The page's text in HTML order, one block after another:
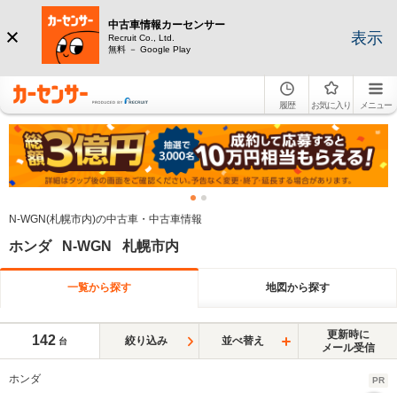
中古車情報カーセンサー
Recruit Co., Ltd.
無料 － Google Play
表示
履歴 お気に入り メニュー
N-WGN(札幌市内)の中古車・中古車情報
ホンダ N-WGN 札幌市内
一覧から探す 地図から探す
142 台 絞り込み 並べ替え
更新時に
メール受信
ホンダ PR